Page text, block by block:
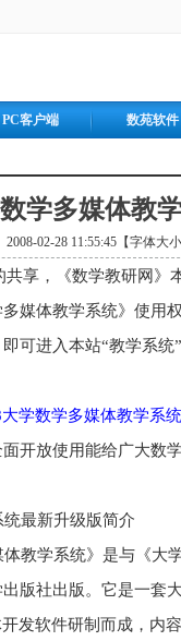
PC客户端 数苑软件
学多媒体教
2008-02-28 11:55:45【字体大
享，《数学教研网
媒体教学系统》使用
可进入本站“教学系
大学数学多媒体教学系
开放使用能给广大数
最新升级版简介
教学系统》是与《大
版社出版。它是一套
发软件研制而成，内